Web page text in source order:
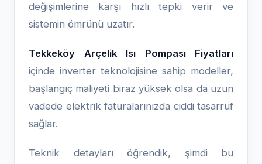
değişimlerine karşı hızlı tepki verir ve
sistemin ömrünü uzatır.
Tekkeköy Arçelik Isı Pompası Fiyatları
içinde inverter teknolojisine sahip modeller,
başlangıç maliyeti biraz yüksek olsa da uzun
vadede elektrik faturalarınızda ciddi tasarruf
sağlar.
Teknik detayları öğrendik, şimdi bu